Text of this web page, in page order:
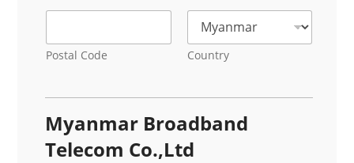
Postal Code Country
Myanmar Broadband
Telecom Co.,Ltd